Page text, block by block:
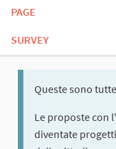
PAGE
SURVEY
Queste sono
Le proposte con
diventate